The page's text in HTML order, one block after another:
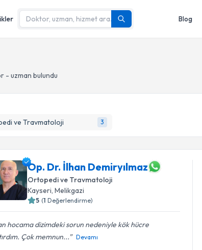
Blog
- uzman bulundu
ve Travmatoloji 3
Op. Dr. İlhan Demiryılmaz
Ortopedi ve Travmatoloji
Kayseri, Melikgazi
5 (1 Değerlendirme)
hocama dizimdeki sorun nedeniyle kök hücre
Çok memnun...
Devamı